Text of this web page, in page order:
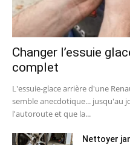
Changer l’essuie
complet
L'essuie-glace arrière d'une
semble anecdotique... jusqu'au
l'autoroute et que la...
Nettoyer